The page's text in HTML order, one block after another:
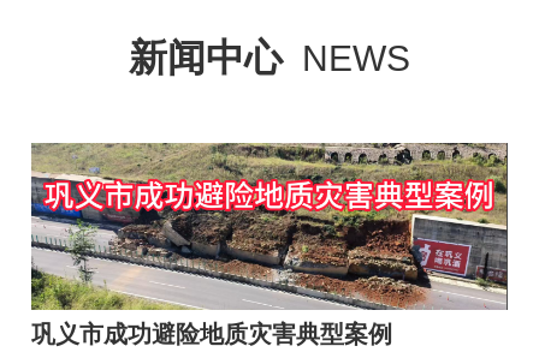
新闻中心 NEWS
巩义市成功避险地质灾害典型案例